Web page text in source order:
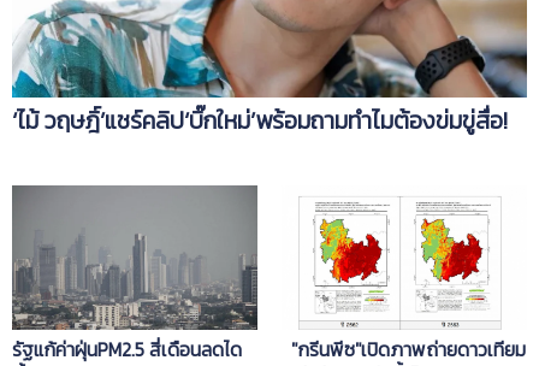
‘ไม้ วฤษฎิ์’แชร์คลิป‘บิ๊กใหม่’พร้อมถามทำไมต้องข่มขู่สื่อ!
รัฐแก้ค่าฝุ่นPM2.5 สี่เดือนลดได
"กรีนพีซ"เปิดภาพถ่ายดาวเทียม